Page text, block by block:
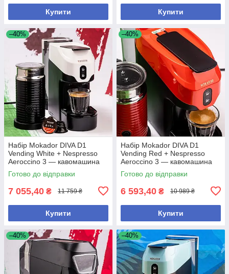
Купити Купити
–40%
Набір Mokador DIVA D1
Vending White + Nespresso
Aeroccino 3 — кавомашина
та спінювач молока
Готово до відправки
7 055,40 ₴ 11 759 ₴
Купити
–40%
Набір Mokador DIVA D1
Vending Red + Nespresso
Aeroccino 3 — кавомашина
та спінювач молока
Готово до відправки
6 593,40 ₴ 10 989 ₴
Купити
–40% –40%